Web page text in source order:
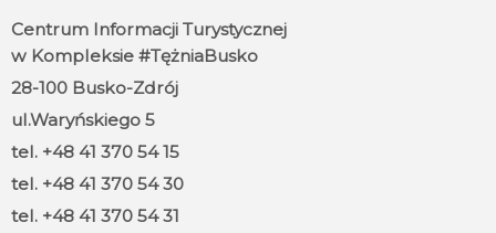
Centrum Informacji Turystycznej
w Kompleksie #TężniaBusko
28-100 Busko-Zdrój
ul.Waryńskiego 5
tel. +48 41 370 54 15
tel. +48 41 370 54 30
tel. +48 41 370 54 31